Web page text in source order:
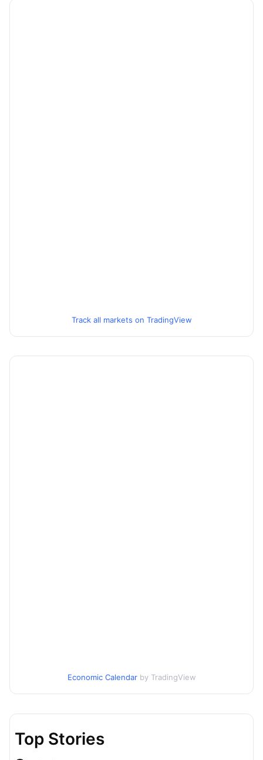
Track all markets on TradingView
Economic Calendar by TradingView